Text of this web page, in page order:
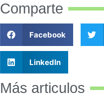
Comparte
Facebook
LinkedIn
Más articulos